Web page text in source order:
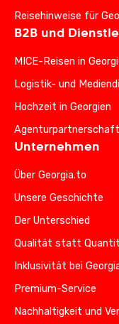
Reisehinweise für
B2B und
MICE-Reisen in
Logistik- und
Hochzeit in Georgien
Unternehmen
Über Georgia.to
Unsere Geschichte
Der Unterschied
Qualität statt
Inklusivität bei
Premium-Service
Nachhaltigkeit und